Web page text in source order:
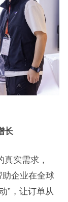
长
实需求，
助企业在全球
”，让订单从